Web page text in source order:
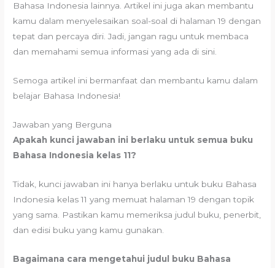
Bahasa Indonesia lainnya. Artikel ini juga akan membantu
kamu dalam menyelesaikan soal-soal di halaman 19 dengan
tepat dan percaya diri. Jadi, jangan ragu untuk membaca
dan memahami semua informasi yang ada di sini.
Semoga artikel ini bermanfaat dan membantu kamu dalam
belajar Bahasa Indonesia!
Jawaban yang Berguna
Apakah kunci jawaban ini berlaku untuk semua buku
Bahasa Indonesia kelas 11?
Tidak, kunci jawaban ini hanya berlaku untuk buku Bahasa
Indonesia kelas 11 yang memuat halaman 19 dengan topik
yang sama. Pastikan kamu memeriksa judul buku, penerbit,
dan edisi buku yang kamu gunakan.
Bagaimana cara mengetahui judul buku Bahasa